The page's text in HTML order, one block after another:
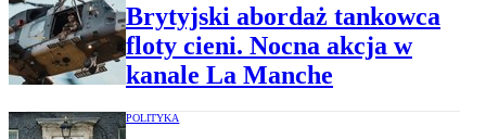
Brytyjski abordaż tankowca
floty cieni. Nocna akcja w
kanale La Manche
POLITYKA